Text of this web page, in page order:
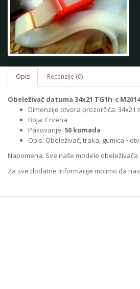
Opis Recenzije (0)
Obeleživač datuma 34x21 TG1h-c M2014
Dimenzije otvora prozorčića: 34x21
Boja: Crvena
Pakovanje: 50 komada
Opis: Obeleživač, traka, gumica -
Napomena: Sve naše modele
Za sve dodatne informacije molimo da